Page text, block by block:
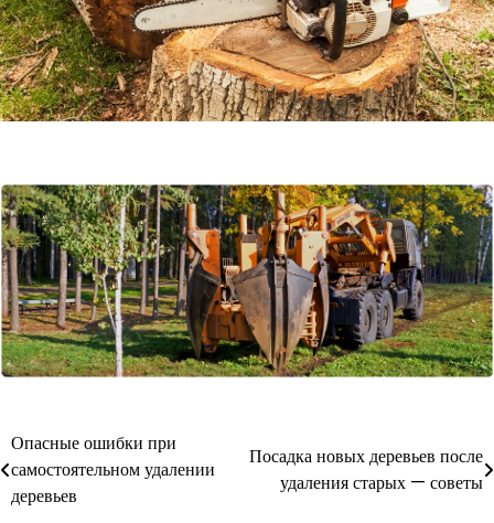
Навигация
по
Опасные ошибки при
самостоятельном удалении
деревьев
Посадка новых деревьев после
удаления старых — советы